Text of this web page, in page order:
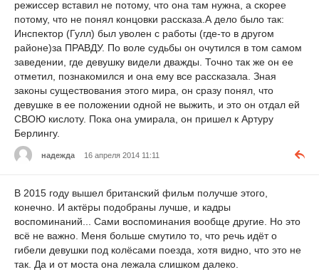
режиссер вставил не потому, что она там нужна, а скорее
потому, что не понял концовки рассказа.А дело было так:
Инспектор (Гулл) был уволен с работы (где-то в другом
районе)за ПРАВДУ. По воле судьбы он очутился в том самом
заведении, где девушку видели дважды. Точно так же он ее
отметил, познакомился и она ему все рассказала. Зная
законы существования этого мира, он сразу понял, что
девушке в ее положении одной не выжить, и это он отдал ей
СВОЮ кислоту. Пока она умирала, он пришел к Артуру
Берлингу.
надежда 16 апреля 2014 11:11
В 2015 году вышел британский фильм получше этого,
конечно. И актёры подобраны лучше, и кадры
воспоминаний... Сами воспоминания вообще другие. Но это
всё не важно. Меня больше смутило то, что речь идёт о
гибели девушки под колёсами поезда, хотя видно, что это не
так. Да и от моста она лежала слишком далеко.